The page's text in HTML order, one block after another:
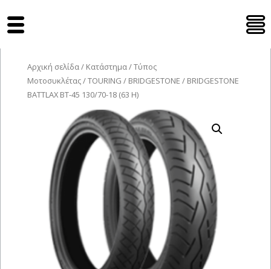
Αρχική σελίδα/ Κατάστημα/Τύπος
Μοτοσυκλέτας/TOURING / BRIDGESTONE / BRIDGESTONE
BATTLAX BT-45 130/70-18 (63 H)